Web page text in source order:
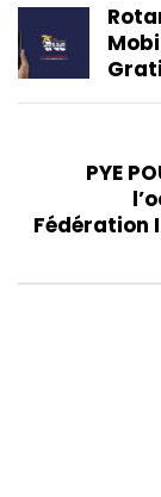
PYE
Fédération